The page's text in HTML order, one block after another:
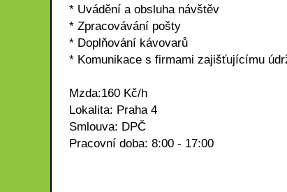
* Uvádění a obsluha návštěv
* Zpracovávání pošty
* Doplňování kávovarů
* Komunikace s firmami zajišťujícímu
Mzda:160 Kč/h
Lokalita: Praha 4
Smlouva: DPČ
Pracovní doba: 8:00 - 17:00